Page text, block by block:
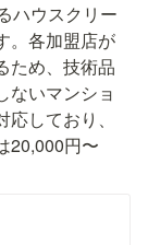
ハウスクリー
。各加盟店が
ため、技術品
ないマンショ
しており、
20,000円〜